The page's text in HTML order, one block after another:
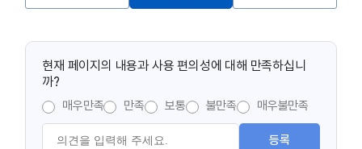
현재 페이지의 내용과 사용 편의성에 대해 만족하십니
까?
매우만족 만족 보통 불만족 매우불만족
등록